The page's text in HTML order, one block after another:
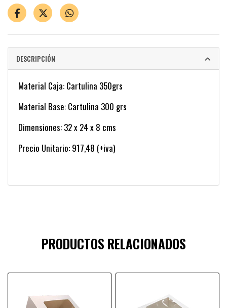
DESCRIPCIÓN
Material Caja: Cartulina 350grs
Material Base: Cartulina 300 grs
Dimensiones: 32 x 24 x 8 cms
Precio Unitario: 917,48 (+iva)
PRODUCTOS RELACIONADOS